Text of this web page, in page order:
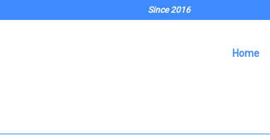
Since 2016
Home